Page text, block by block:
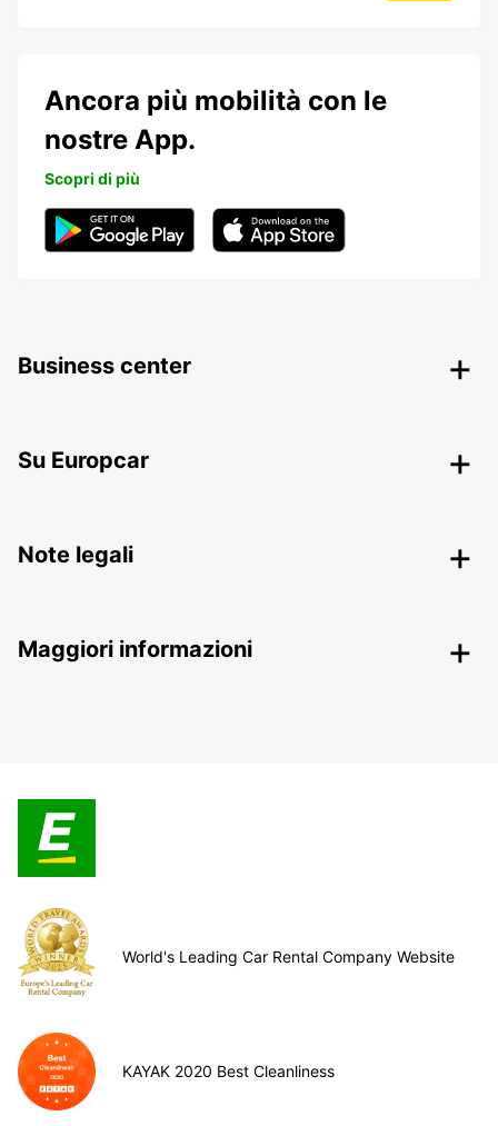
Ancora più mobilità con le
nostre App.
Scopri di più
Business center
Su Europcar
Note legali
Maggiori informazioni
World's Leading Car Rental Company Website
KAYAK 2020 Best Cleanliness